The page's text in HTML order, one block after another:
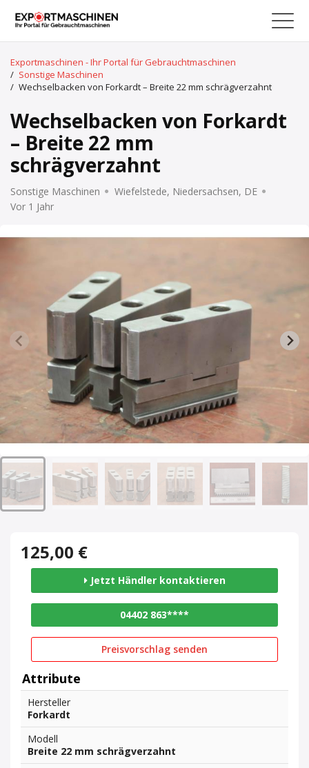
Exportmaschinen - Ihr Portal für Gebrauchtmaschinen
/ Sonstige Maschinen
/ Wechselbacken von Forkardt – Breite 22 mm schrägverzahnt
Wechselbacken von Forkardt
– Breite 22 mm
schrägverzahnt
Sonstige Maschinen
Wiefelstede, Niedersachsen, DE
Vor 1 Jahr
125,00 €
Jetzt Händler kontaktieren
04402 863****
Preisvorschlag senden
Attribute
Hersteller
Forkardt
Modell
Breite 22 mm schrägverzahnt